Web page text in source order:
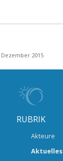
2015
RUBRIK
Akteure
Aktuelles